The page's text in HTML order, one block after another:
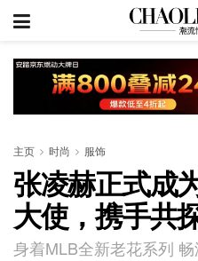
主页 时尚 服饰
张凌赫正式成
大使，携手共
身着MLB全新老花系列